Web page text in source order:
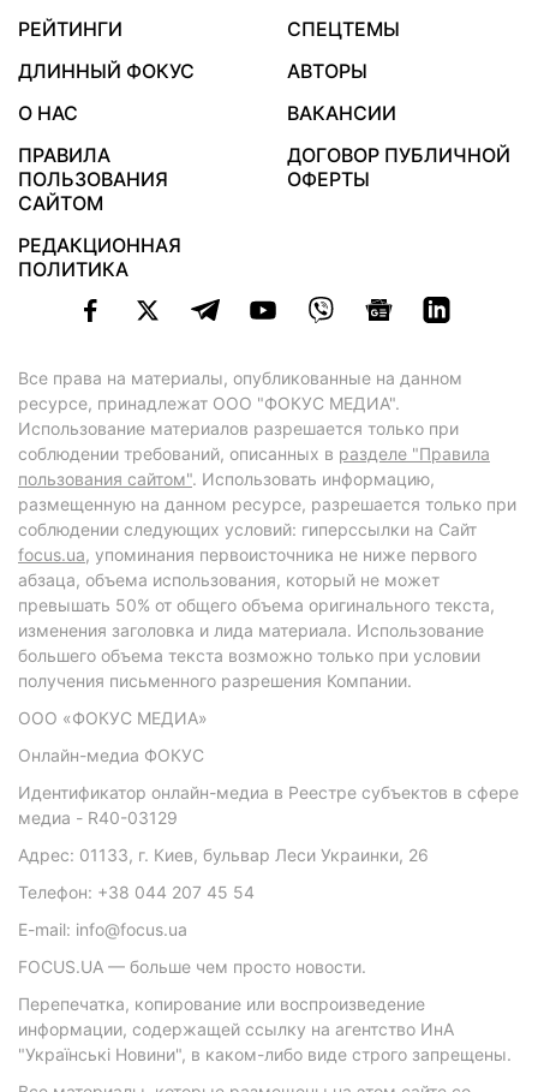
РЕЙТИНГИ
СПЕЦТЕМЫ
ДЛИННЫЙ ФОКУС
АВТОРЫ
О НАС
ВАКАНСИИ
ПРАВИЛА
ПОЛЬЗОВАНИЯ
САЙТОМ
ДОГОВОР ПУБЛИЧНОЙ
ОФЕРТЫ
РЕДАКЦИОННАЯ
ПОЛИТИКА
Все права на материалы, опубликованные на данном
ресурсе, принадлежат ООО "ФОКУС МЕДИА".
Использование материалов разрешается только при
соблюдении требований, описанных в разделе "Правила
пользования сайтом". Использовать информацию,
размещенную на данном ресурсе, разрешается только при
соблюдении следующих условий: гиперссылки на Сайт
focus.ua, упоминания первоисточника не ниже первого
абзаца, объема использования, который не может
превышать 50% от общего объема оригинального текста,
изменения заголовка и лида материала. Использование
большего объема текста возможно только при условии
получения письменного разрешения Компании.
ООО «ФОКУС МЕДИА»
Онлайн-медиа ФОКУС
Идентификатор онлайн-медиа в Реестре субъектов в сфере
медиа - R40-03129
Адрес: 01133, г. Киев, бульвар Леси Украинки, 26
Телефон: +38 044 207 45 54
E-mail: info@focus.ua
FOCUS.UA — больше чем просто новости.
Перепечатка, копирование или воспроизведение
информации, содержащей ссылку на агентство ИнА
"Українські Новини", в каком-либо виде строго запрещены.